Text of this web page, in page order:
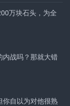
万块石头，为全
内战吗？那就大错
你自以为对他很熟